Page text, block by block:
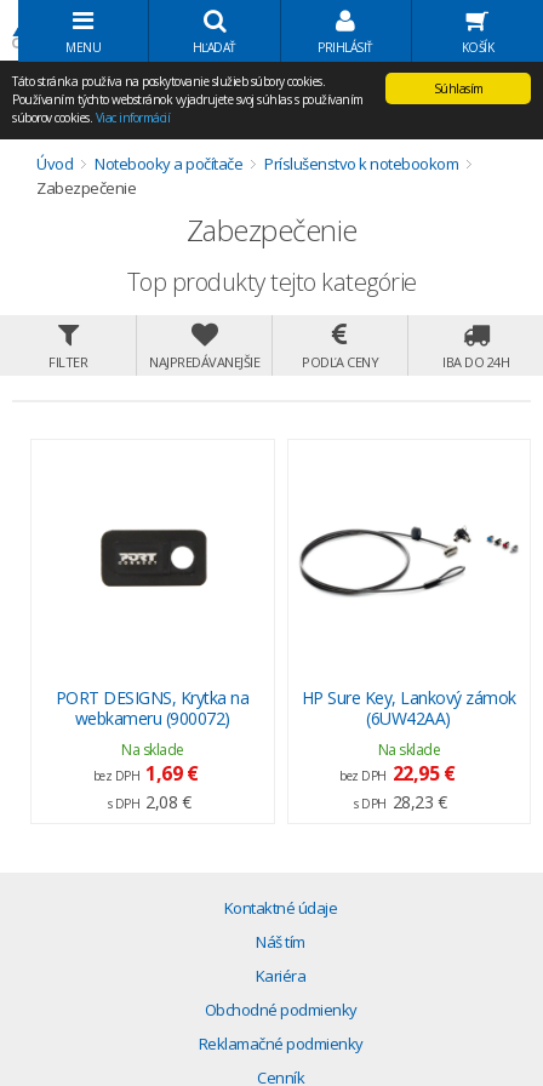
Volať Agem
MENU HĽADAŤ PRIHLÁSIŤ KOŠÍK
Súhlasím
Táto stránka používa na poskytovanie služieb súbory cookies.
Používaním týchto webstránok vyjadrujete svoj súhlas s používaním
súborov cookies. Viac informácií
Úvod Notebooky a počítače
Príslušenstvo k notebookom
Zabezpečenie
Zabezpečenie
Top produkty tejto kategórie
FILTER NAJPREDÁVANEJŠIE PODĽA CENY IBA DO 24H
PORT DESIGNS, Krytka na
webkameru (900072)
Na sklade
bez DPH 1,69 €
s DPH 2,08 €
HP Sure Key, Lankový zámok
(6UW42AA)
Na sklade
bez DPH 22,95 €
s DPH 28,23 €
Kontaktné údaje
Náš tím
Kariéra
Obchodné podmienky
Reklamačné podmienky
Cenník